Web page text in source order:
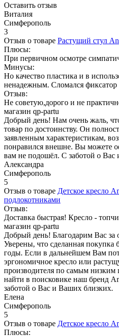
Оставить отзыв
Виталия
Симферополь
3
Отзыв о товаре Растущий стул
Плюсы:
При первичном осмотре
Минусы:
Но качество пластика и в
ненадежным. Сломался фиксатор
Отзыв:
Не советую,дорого и не
магазин qp-partu
Добрый день! Нам очень жаль,
товар по достоинству. Он
заявленным характеристикам,
понравился внешне. Вы можете
вам не подошёл. С заботой о Вас
Александра
Симферополь
5
Отзыв о товаре Детское кресло
подлокотниками
Отзыв:
Доставка быстрая! Кресло -
магазин qp-partu
Добрый день! Благодарим Вас за
Уверены, что сделанная покупка
годы. Если в дальнейшем Вам
эргономичное кресло или
производителя по самым низким
найти в поисковике наш бренд
заботой о Вас и Ваших близких.
Елена
Симферополь
5
Отзыв о товаре Детское кресло
Плюсы: